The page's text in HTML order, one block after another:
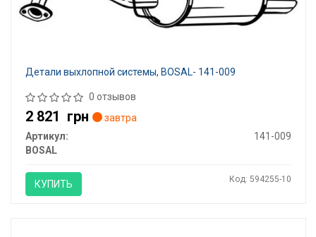
Детали выхлопной системы, BOSAL- 141-009
0 отзывов
2 821 грн
завтра
Артикул:
141-009
BOSAL
КУПИТЬ Код: 594255-10